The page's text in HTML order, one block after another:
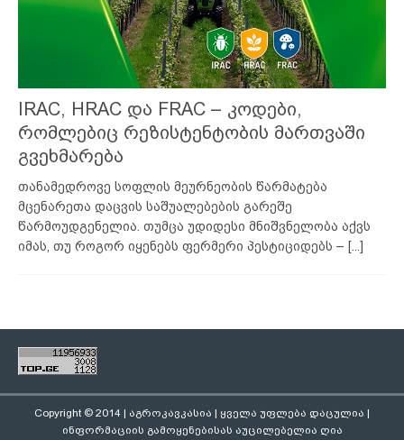
IRAC, HRAC და FRAC – კოდები,
რომლებიც რეზისტენტობის მართვაში
გვეხმარება
თანამედროვე სოფლის მეურნეობის წარმატება
მცენარეთა დაცვის საშუალებების გარეშე
წარმოუდგენელია. თუმცა უდიდესი მნიშვნელობა აქვს
იმას, თუ როგორ იყენებს ფერმერი პესტიციდებს – [...]
Copyright © 2014 | აგროკავკასია | ყველა უფლება დაცულია |
ინფორმაციის გამოყენებისას აუცილებელია ღია